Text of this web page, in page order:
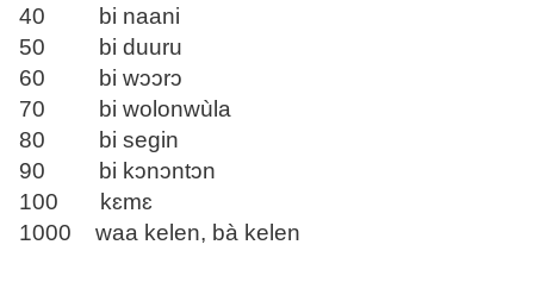
40 bi naani
50 bi duuru
60 bi wɔɔrɔ
70 bi wolonwùla
80 bi segin
90 bi kɔnɔntɔn
100 kɛmɛ
1000 waa kelen, bà kelen